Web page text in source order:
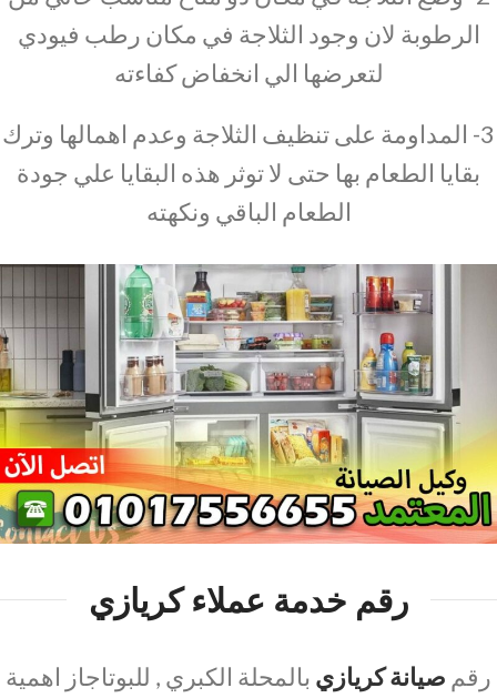
الرطوبة لان وجود الثلاجة في مكان رطب فيودي
لتعرضها الي انخفاض كفاءته
3- المداومة على تنظيف الثلاجة وعدم اهمالها وترك
بقايا الطعام بها حتى لا توثر هذه البقايا علي جودة
الطعام الباقي ونكهته
رقم خدمة عملاء كريازي
رقم صيانة كريازي بالمحلة الكبري , للبوتاجاز اهمية